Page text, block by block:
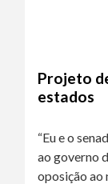
Projeto
estados
“Eu e o
ao governo
oposição ao